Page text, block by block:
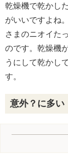
乾燥機で乾かし
がいいですよね
さまのニオイた
のです。乾燥機
うにして乾かし
す。
意外？に多い